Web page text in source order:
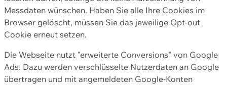
Messdaten wünschen. Haben Sie alle Ihre Cookies im
Browser gelöscht, müssen Sie das jeweilige Opt-out
Cookie erneut setzen.
Die Webseite nutzt "erweiterte Conversions" von Google
Ads. Dazu werden verschlüsselte Nutzerdaten an Google
übertragen und mit angemeldeten Google-Konten